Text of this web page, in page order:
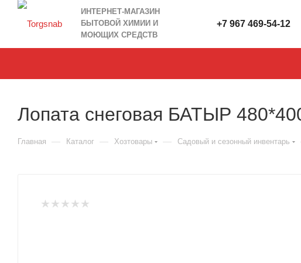
ИНТЕРНЕТ-МАГАЗИН
БЫТОВОЙ ХИМИИ И
МОЮЩИХ СРЕДСТВ
+7 967 469-54-12
Лопата снеговая БАТЫР
Главная — Каталог — Хозтовары — Садовый и сезонный инвентарь